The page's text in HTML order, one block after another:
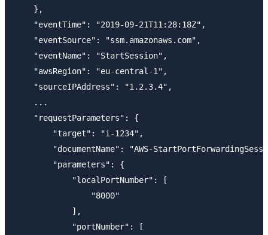
    },
    "eventTime": "2019-09-21T11:28:18Z",
    "eventSource": "ssm.amazonaws.com",
    "eventName": "StartSession",
    "awsRegion": "eu-central-1",
    "sourceIPAddress": "1.2.3.4",
    ...
    "requestParameters": {
        "target": "i-1234",
"documentName": "AWS-
        "parameters": {
            "localPortNumber": [
                "8000"
            ],
            "portNumber": [